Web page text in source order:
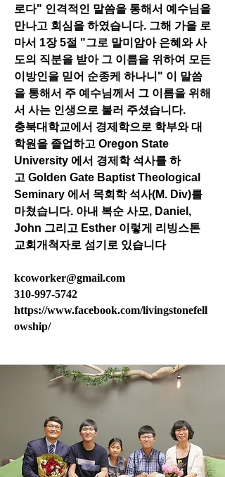
로다" 인격적인 말씀을 통해서 예수님을
만나고 회심을 하였습니다. 그해 가을 로
마서 1장 5절 "그로 말미암아 은혜와 사
도의 직분을 받아 그 이름을 위하여 모든
이방인을 믿어 순종케 하나니" 이 말씀
을 통해서 주 예수님께서 그 이름을 위해
서 사는 인생으로 불러 주셨습니다.
​충북대학교에서 경제학으로 학부와 대
학원을 졸업하고 Oregon State
University 에서 경제학 석사를 하
고 Golden Gate Baptist Theological
Seminary 에서 목회학 석사(M. Div)를
마쳤습니다. 아내 복순 사모, Daniel,
John 그리고 Esther 이렇게 ​리빙스톤
교회개척자로 섬기로 있습니다
kcoworker@gmail.com
310-997-5742
https://www.facebook.com/livingstonefell
owship/